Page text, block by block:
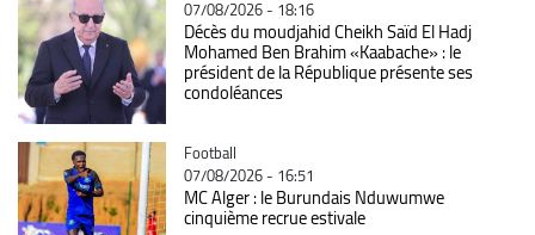
07/08/2026 - 18:16
Décès du moudjahid Cheikh Saïd El Hadj
Mohamed Ben Brahim «Kaabache» : le
président de la République présente ses
condoléances
Catégorie
Football
07/08/2026 - 16:51
MC Alger : le Burundais Nduwumwe
cinquième recrue estivale